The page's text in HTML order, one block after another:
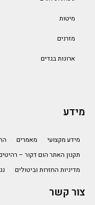
מיטות
מזרנים
ארונות בגדים
מידע
מידע מקצועי מאמרים
תקנון האתר הום דקור –
מדיניות החזרות וביטולים
צור קשר